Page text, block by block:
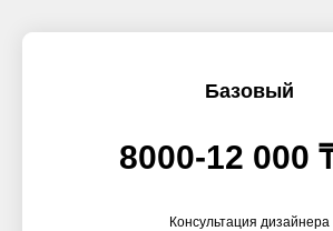
Базовый
8000-12 000
Консультация дизайнера